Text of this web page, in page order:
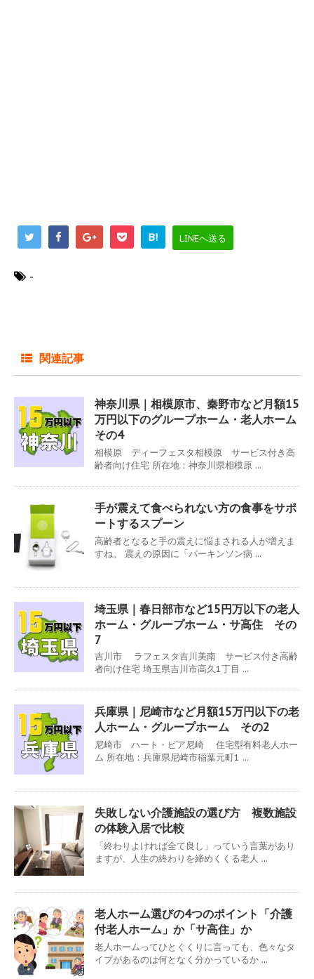
B! LINEへ送る
-
関連記事
神奈川県｜相模原市、秦野市など月額15
万円以下のグループホーム・老人ホーム
その4
相模原 ディーフェスタ相模原 サービス付き高
齢者向け住宅 所在地：神奈川県相模原 ...
手が震えて食べられない方の食事をサポ
ートするスプーン
高齢者となると手の震えに悩まされる人が増えま
すね。 震えの原因に「パーキンソン病 ...
埼玉県｜春日部市など15円万以下の老人
ホーム・グループホーム・サ高住 その
7
吉川市 ラフェスタ吉川美南 サービス付き高齢
者向け住宅 埼玉県吉川市高久1丁目 ...
兵庫県｜尼崎市など月額15万円以下の老
人ホーム・グループホーム その2
尼崎市 ハート・ピア尼崎 住宅型有料老人ホー
ム 所在地：兵庫県尼崎市稲葉元町1 ...
失敗しない介護施設の選び方 複数施設
の体験入居で比較
「終わりよければ全て良し」っていう言葉があり
ますが、人生の終わりを締めくくる老人 ...
老人ホーム選びの4つのポイント「介護
付老人ホーム」か「サ高住」か
老人ホームってひとくくりに言っても、色々なタ
イプがあるのは何となく分かっているか ...